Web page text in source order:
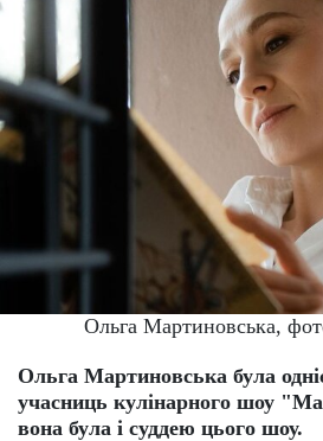
Ольга Мартиновська,
Ольга Мартиновська була
учасниць кулінарного шоу
вона була і суддею цього шоу.